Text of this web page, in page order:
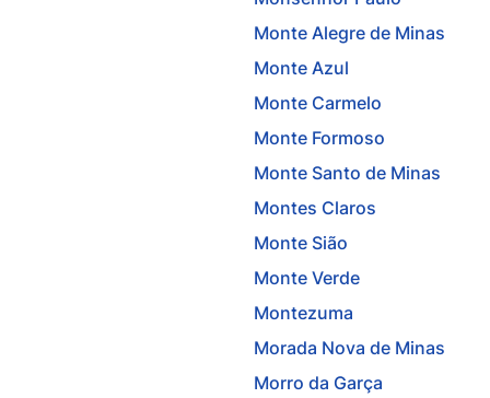
Monte Alegre de Minas
Monte Azul
Monte Carmelo
Monte Formoso
Monte Santo de Minas
Montes Claros
Monte Sião
Monte Verde
Montezuma
Morada Nova de Minas
Morro da Garça